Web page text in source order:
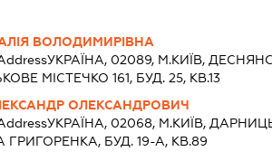
ВОЛОДИМИРІВНА
УКРАЇНА, 02089, М.КИЇВ,
МІСТЕЧКО 161, БУД. 25, КВ.13
ОЛЕКСАНДРОВИЧ
УКРАЇНА, 02068, М.КИЇВ,
ГРИГОРЕНКА, БУД. 19-А, КВ.89